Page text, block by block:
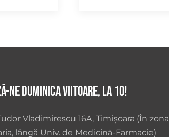
ne duminica viitoare, la 10!
Vladimirescu 16A, Timișoara (În zona
lângă Univ. de Medicină-Farmacie)